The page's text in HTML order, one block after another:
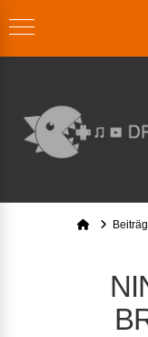
Home